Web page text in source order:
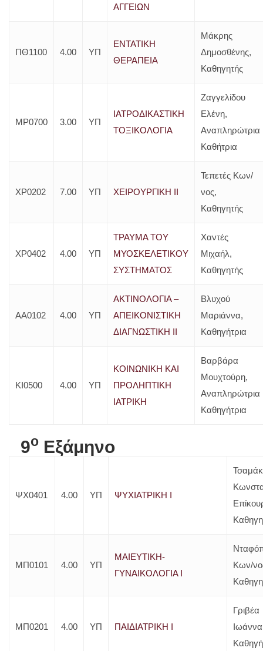
ΑΓΓΕΙΩΝ
ΠΘ1100 4.00 ΥΠ
ΕΝΤΑΤΙΚΗ
ΘΕΡΑΠΕΙΑ
Μάκρης
Δημοσθένης,
Καθηγητής
ΜΡ0700 3.00 ΥΠ
ΙΑΤΡΟΔΙΚΑΣΤΙΚΗ
ΤΟΞΙΚΟΛΟΓΙΑ
Ζαγγελίδου
Ελένη,
Αναπληρώτρια
Καθήτρια
ΧΡ0202 7.00 ΥΠ ΧΕΙΡΟΥΡΓΙΚΗ ΙΙ
Τεπετές Κων/
νος,
Καθηγητής
ΧΡ0402 4.00 ΥΠ
ΤΡΑΥΜΑ ΤΟΥ
ΜΥΟΣΚΕΛΕΤΙΚΟΥ
ΣΥΣΤΗΜΑΤΟΣ
Χαντές
Μιχαήλ,
Καθηγητής
ΑΑ0102 4.00 ΥΠ
ΑΚΤΙΝΟΛΟΓΙΑ –
ΑΠΕΙΚΟΝΙΣΤΙΚΗ
ΔΙΑΓΝΩΣΤΙΚΗ ΙΙ
Βλυχού
Μαριάννα,
Καθηγήτρια
ΚΙ0500 4.00 ΥΠ
ΚΟΙΝΩΝΙΚΗ ΚΑΙ
ΠΡΟΛΗΠΤΙΚΗ
ΙΑΤΡΙΚΗ
Βαρβάρα
Μουχτούρη,
Αναπληρώτρια
Καθηγήτρια
9o Εξάμηνο
ΨΧ0401 4.00 ΥΠ ΨΥΧΙΑΤΡΙΚΗ Ι
ΜΠ0101 4.00 ΥΠ
ΜΑΙΕΥΤΙΚΗ-
ΓΥΝΑΙΚΟΛΟΓΙΑ Ι
Κων/
ΜΠ0201 4.00 ΥΠ ΠΑΙΔΙΑΤΡΙΚΗ Ι
Γριβέα